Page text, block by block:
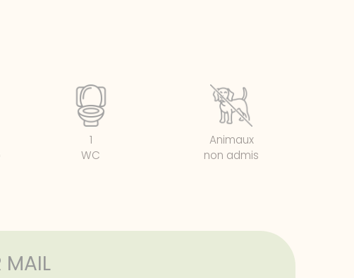
1
WC
Animaux
non admis